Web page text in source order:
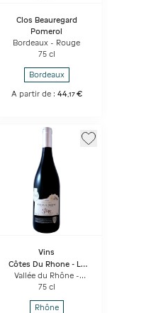
Clos Beauregard
Pomerol
Bordeaux - Rouge
75 cl
Bordeaux
A partir de : 44, 17 €
Vins
Côtes Du Rhone - Le
Serre
Vallée du Rhône -
Rouge
75 cl
Rhône